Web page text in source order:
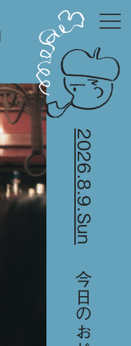
2026.8.9.Sun